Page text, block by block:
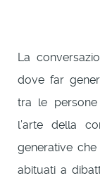
La
dove far
tra le persone
l’arte della
generative
abituati a